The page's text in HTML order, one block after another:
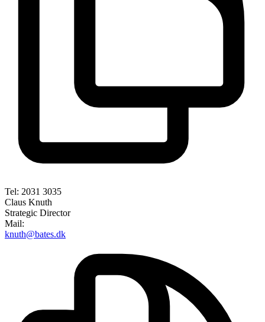
Tel: 2031 3035
Claus Knuth
Strategic Director
Mail:
knuth@bates.dk